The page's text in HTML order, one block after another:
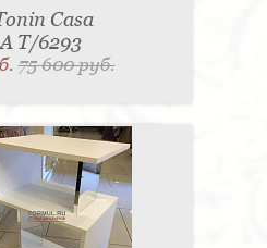
Casa
T/6293
75 600 руб.